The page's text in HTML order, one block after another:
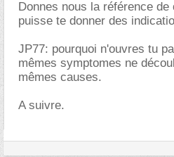
Donnes nous la référence
puisse te donner des
JP77: pourquoi n'ouvres tu
mêmes symptomes ne
mêmes causes.
A suivre.